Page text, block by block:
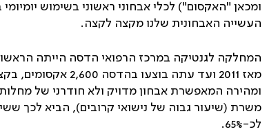
העשייה האבחונית שלנו מקצה לקצה.
המחלקה לגנטיקה במרכז הרפואי הדסה הייתה
ומהירה המאפשרת אבחון מדויק ולא חודרני של
משרת (שיעור גבוה של נישואי קרובים), הביא לכך
לכ-65%.